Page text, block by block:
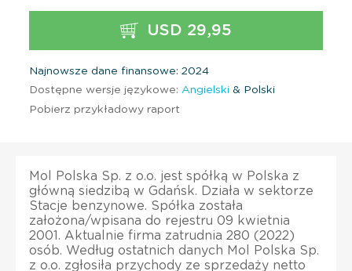
USD 29,95
Najnowsze dane finansowe: 2024
Dostępne wersje językowe: Angielski & Polski
Pobierz przykładowy raport
Mol Polska Sp. z o.o. jest spółką w Polska z
główną siedzibą w Gdańsk. Działa w sektorze
Stacje benzynowe. Spółka została
założona/wpisana do rejestru 09 kwietnia
2001. Aktualnie firma zatrudnia 280 (2022)
osób. Według ostatnich danych Mol Polska Sp.
z o.o. zgłosiła przychody ze sprzedaży netto